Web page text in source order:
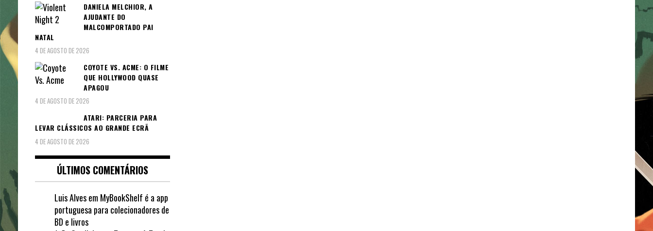
DANIELA MELCHIOR, A
AJUDANTE DO
MALCOMPORTADO PAI
NATAL
4 DE AGOSTO DE 2026
COYOTE VS. ACME: O FILME
QUE HOLLYWOOD QUASE
APAGOU
4 DE AGOSTO DE 2026
ATARI: PARCERIA PARA
LEVAR CLÁSSICOS AO GRANDE ECRÃ
4 DE AGOSTO DE 2026
ÚLTIMOS COMENTÁRIOS
Luis Alvesem MyBookShelf é a app
portuguesa para colecionadores de
BD e livros